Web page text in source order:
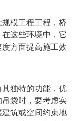
模工程工程，桥
这些环境中，它
方面提高施工效
独特的功能，优
袋时，要考虑实
筑或空间约束地